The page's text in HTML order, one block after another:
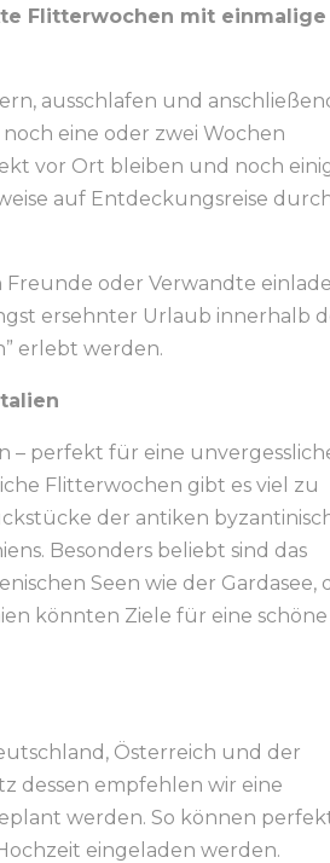
Flitterwochen mit einmalige
ausschlafen und
eine oder zwei Wochen
vor Ort bleiben und noch
auf Entdeckungsreise
oder Verwandte
ersehnter Urlaub innerhalb
erlebt werden.
– perfekt für eine
Flitterwochen gibt es viel zu
der antiken
Besonders beliebt sind das
Seen wie der Gardasee,
könnten Ziele für eine schöne
Österreich und der
dessen empfehlen wir eine
werden. So können
eingeladen werden.